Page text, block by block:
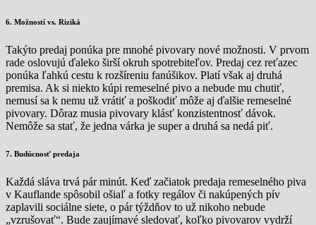
6. Možností vs. Riziká
Takýto predaj ponúka pre mnohé pivovary nové možnosti. V prvom
rade oslovujú ďaleko širší okruh spotrebiteľov. Predaj cez reťazec
ponúka ľahkú cestu k rozšíreniu fanúšikov. Platí však aj druhá
premisa. Ak si niekto kúpi remeselné pivo a nebude mu chutiť,
nemusí sa k nemu už vrátiť a poškodiť môže aj ďalšie remeselné
pivovary. Dôraz musia pivovary klásť konzistentnosť dávok.
Nemôže sa stať, že jedna várka je super a druhá sa nedá piť.
7. Budúcnosť predaja
Každá sláva trvá pár minút. Keď začiatok predaja remeselného piva
v Kauflande spôsobil ošiaľ a fotky regálov či nakúpených pív
zaplavili sociálne siete, o pár týždňov to už nikoho nebude
„vzrušovať“. Bude zaujímavé sledovať, koľko pivovarov vydrží